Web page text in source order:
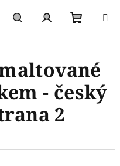
košík
- český
2